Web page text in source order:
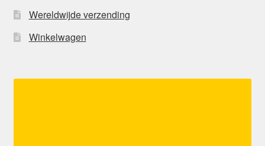
Wereldwijde verzending
Winkelwagen